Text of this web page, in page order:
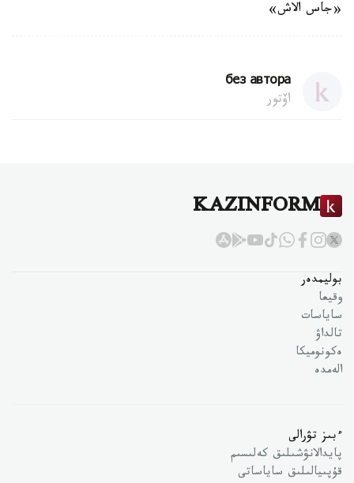
«جاس الاش»
без автора
اۆتور
KAZINFORM
بوليمدەر
وقيعا
ساياسات
تالداۋ
ەكونوميكا
الەمدە
ءبىز تۋرالى
پايدالانۋشىلىق كەلىسىم
قۇپىيالىلىق ساياساتى